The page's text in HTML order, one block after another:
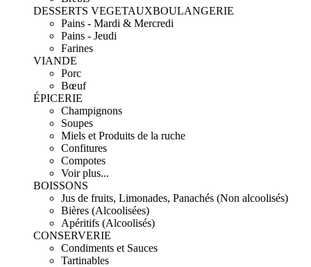
DESSERTS VEGETAUXBOULANGERIE
Pains - Mardi & Mercredi
Pains - Jeudi
Farines
VIANDE
Porc
Bœuf
ÉPICERIE
Champignons
Soupes
Miels et Produits de la ruche
Confitures
Compotes
Voir plus...
BOISSONS
Jus de fruits, Limonades, Panachés (Non alcoolisés)
Bières (Alcoolisées)
Apéritifs (Alcoolisés)
CONSERVERIE
Condiments et Sauces
Tartinables